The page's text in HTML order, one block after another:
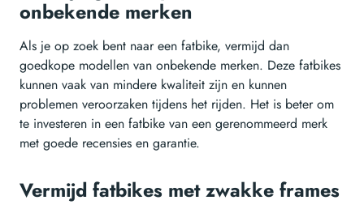
onbekende merken
Als je op zoek bent naar een fatbike, vermijd dan
goedkope modellen van onbekende merken. Deze fatbikes
kunnen vaak van mindere kwaliteit zijn en kunnen
problemen veroorzaken tijdens het rijden. Het is beter om
te investeren in een fatbike van een gerenommeerd merk
met goede recensies en garantie.
Vermijd fatbikes met zwakke frames